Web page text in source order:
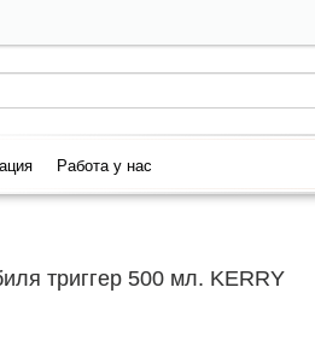
Работа у нас
триггер 500 мл. KERRY